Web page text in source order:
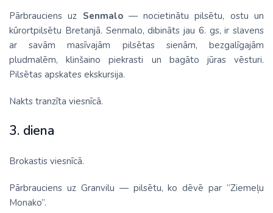
Pārbrauciens uz Senmalo— nocietinātu pilsētu, ostu un
kūrortpilsētu Bretanjā. Senmalo, dibināts jau 6. gs, ir slavens
ar savām masīvajām pilsētas sienām, bezgalīgajām
pludmalēm, klinšaino piekrasti un bagāto jūras vēsturi.
Pilsētas apskates ekskursija.
Nakts tranzīta viesnīcā.
3. diena
Brokastis viesnīcā.
Pārbrauciens uz Granvilu — pilsētu, ko dēvē par “Ziemeļu
Monako”.